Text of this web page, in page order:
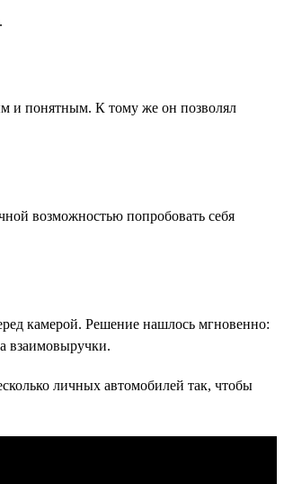
и понятным. К тому же он позволял
возможностью попробовать себя
камерой. Решение нашлось мгновенно:
взаимовыручки.
личных автомобилей так, чтобы